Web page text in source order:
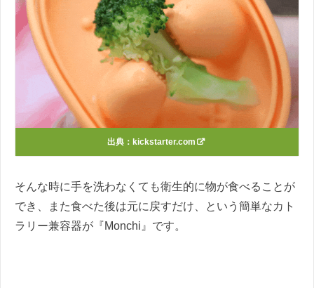
出典： kickstarter.com
そんな時に手を洗わなくても衛生的に物が食べることが
でき、また食べた後は元に戻すだけ、という簡単なカト
ラリー兼容器が『Monchi』です。